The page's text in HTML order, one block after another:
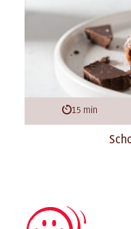
15 min